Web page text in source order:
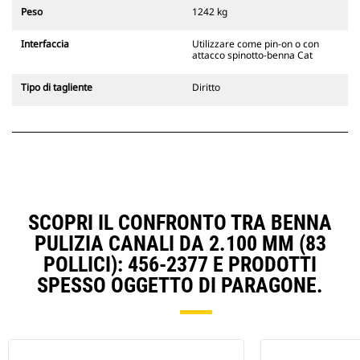
gli escavatori gommati. Sono
larghezze per scavo di fossati.
sistema di attacco dedicato CW
includono un sistema di
cingolati e gommati.
Peso 1242 kg
Interfaccia
Utilizzare come pin-on o con
attacco spinotto-benna Cat
Tipo di tagliente Diritto
SCOPRI IL CONFRONTO TRA BENNA
PULIZIA CANALI DA 2.100 MM (83
POLLICI): 456-2377 E PRODOTTI
SPESSO OGGETTO DI PARAGONE.